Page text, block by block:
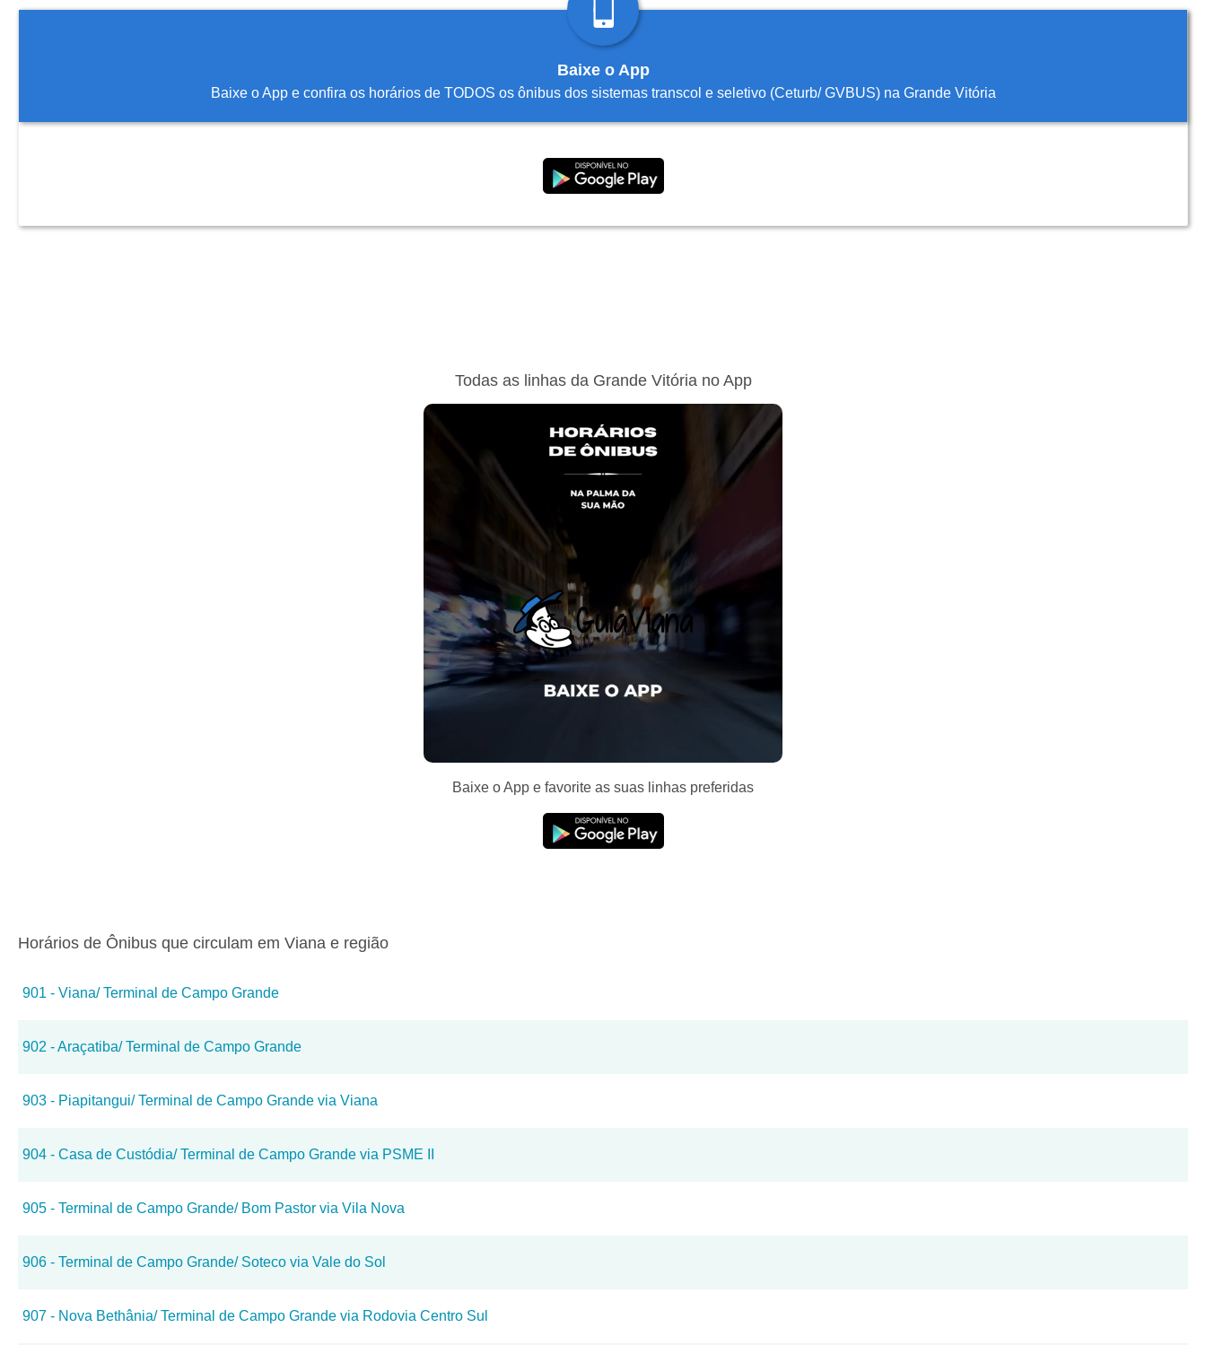
Baixe o App
Baixe o App e confira os horários de TODOS os ônibus dos sistemas transcol e seletivo (Ceturb/ GVBUS) na Grande Vitória
Todas as linhas da Grande Vitória no App
Baixe o App e favorite as suas linhas preferidas
Horários de Ônibus que circulam em Viana e região
901 - Viana/ Terminal de Campo Grande
902 - Araçatiba/ Terminal de Campo Grande
903 - Piapitangui/ Terminal de Campo Grande via Viana
904 - Casa de Custódia/ Terminal de Campo Grande via PSME II
905 - Terminal de Campo Grande/ Bom Pastor via Vila Nova
906 - Terminal de Campo Grande/ Soteco via Vale do Sol
907 - Nova Bethânia/ Terminal de Campo Grande via Rodovia Centro Sul